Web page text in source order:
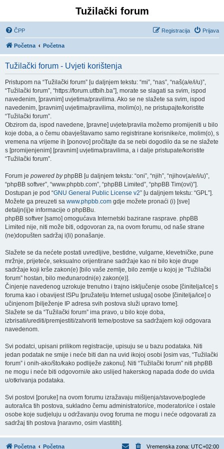
Tužilački forum
ČPP Prijava
Registracija
Početna Početna
Tužilački forum - Uvjeti korištenja
Pristupom na “Tužilački forum” [u daljnjem tekstu: “mi”, “nas”, “naš(a/e/i/u)”,
“Tužilački forum”, “https://forum.utfbih.ba”], morate se slagati sa svim, ispod
navedenim, [pravnim] uvjetima/pravilima. Ako se ne slažete sa svim, ispod
navedenim, [pravnim] uvjetima/pravilima, molim(o), ne pristupajte/koristite
“Tužilački forum”.
Obzirom da, ispod navedene, [pravne] uvjete/pravila možemo promijeniti u bilo
koje doba, a o čemu obavještavamo samo registrirane korisnike/ce, molim(o), s
vremena na vrijeme ih [ponovo] pročitajte da se nebi dogodilo da se ne slažete
s [promijenjenim] [pravnim] uvjetima/pravilima, a i dalje pristupate/koristite
“Tužilački forum”.
Forum je powered byphpBB [u daljnjem tekstu: “oni”, “njih”, “njihov(a/e/i/u)”,
“phpBB softver”, “www.phpbb.com”, “phpBB Limited”, “phpBB Tim(ovi)”].
Dostupan je pod “GNU General Public License v2” [u daljnjem tekstu: “GPL”].
Možete ga preuzeti sa www.phpbb.com gdje možete pronaći (i) [sve]
detaljn(ij)e informacije o phpBBu.
phpBB softver [samo] omogućava Internetski bazirane rasprave. phpBB
Limited nije, niti može biti, odgovoran za, na ovom forumu, od naše strane
(ne)dopušten sadržaj i(li) ponašanje.
Slažete se da nećete postati uvredljive, bestidne, vulgarne, klevetničke, pune
mržnje, prijeteće, seksualno orijentirane sadržaje kao ni bilo koje druge
sadržaje koji krše zakon(e) [bilo vaše zemlje, bilo zemlje u kojoj je “Tužilački
forum” hostan, bilo međunarodni(e) zakon(e)].
Činjenje navedenog uzrokuje trenutno i trajno isključenje osobe [činitelja/ice] s
foruma kao i obavijest ISPu [pružatelju Internet usluga] osobe [činitelja/ice] o
učinjenom [bilježenje IP adresa svih postova služi upravo tome].
Slažete se da “Tužilački forum” ima pravo, u bilo koje doba,
izbrisati/urediti/premjestiti/zatvoriti teme/postove sa sadržajem koji odgovara
navedenom.
Svi podatci, upisani prilikom registracije, upisuju se u bazu podataka. Niti
jedan podatak ne smije i neće biti dan na uvid ikojoj osobi [osim vas, “Tužilački
forum” i onih-ako/što/kako podliježe zakonu]. Niti “Tužilački forum” niti phpBB
ne mogu i neće biti odgovorni/e ako uslijed hakerskog napada dođe do uvida
u/otkrivanja podataka.
Svi postovi [poruke] na ovom forumu izražavaju mišljenja/stavove/poglede
autora/ica tih postova, sukladno čemu administratori/ce, moderatori/ce i ostale
osobe koje sudjeluju u održavanju ovog foruma ne mogu i neće odgovarati za
sadržaj tih postova [naravno, osim vlastitih].
Početna Početna Vremenska zona: UTC+02:00